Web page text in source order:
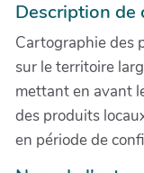
Description
Cartographie des
sur le territoire
mettant en avant
des produits
en période de